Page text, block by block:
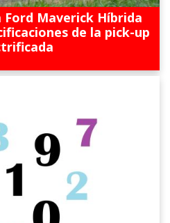
Ford Maverick Híbrida
de la pick-up